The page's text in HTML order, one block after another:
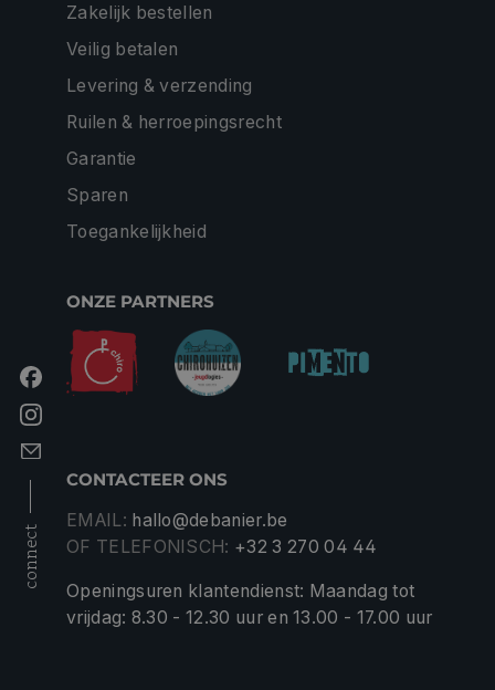
connect
Zakelijk bestellen
Veilig betalen
Levering & verzending
Ruilen & herroepingsrecht
Garantie
Sparen
Toegankelijkheid
ONZE PARTNERS
CONTACTEER ONS
EMAIL: hallo@debanier.be
OF TELEFONISCH: +32 3 270 04 44
Openingsuren klantendienst: Maandag tot
vrijdag: 8.30 - 12.30 uur en 13.00 - 17.00 uur